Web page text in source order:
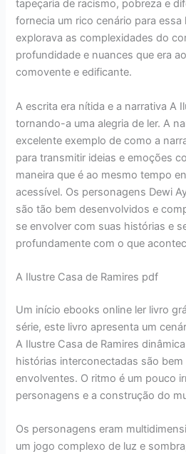
tapeçaria de racismo, pobreza e
fornecia um rico cenário para essa
explorava as complexidades do
profundidade e nuances que era
comovente e edificante.
A escrita era nítida e a narrativa A
tornando-a uma alegria de ler. A
excelente exemplo de como a
para transmitir ideias e emoções
maneira que é ao mesmo tempo
acessível. Os personagens Dewi
são tão bem desenvolvidos e
se envolver com suas histórias e
profundamente com o que
A Ilustre Casa de Ramires pdf
Um início ebooks online ler livro
série, este livro apresenta um
A Ilustre Casa de Ramires
histórias interconectadas são
envolventes. O ritmo é um pouco
personagens e a construção do
Os personagens eram
um jogo complexo de luz e